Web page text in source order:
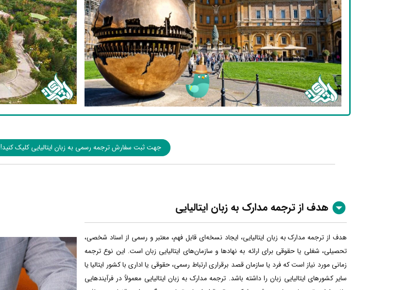
جهت ثبت سفارش ترجمه رسمی به زبان ایتالیایی کلیک کنید!
هدف از ترجمه مدارک به زبان ایتالیایی
هدف از ترجمه مدارک به زبان ایتالیایی، ایجاد نسخه‌ای قابل فهم، معتبر و رسمی از اسناد شخصی،
تحصیلی، شغلی یا حقوقی برای ارائه به نهادها و سازمان‌های ایتالیایی زبان است. این نوع ترجمه
زمانی مورد نیاز است که فرد یا سازمان قصد برقراری ارتباط رسمی، حقوقی یا اداری با کشور ایتالیا یا
سایر کشورهای ایتالیایی زبان را داشته باشد. ترجمه مدارک به زبان ایتالیایی معمولاً در فرآیندهایی